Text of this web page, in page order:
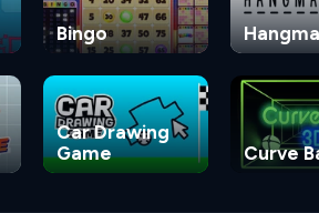
Bingo
Car Drawing
Game
Curve